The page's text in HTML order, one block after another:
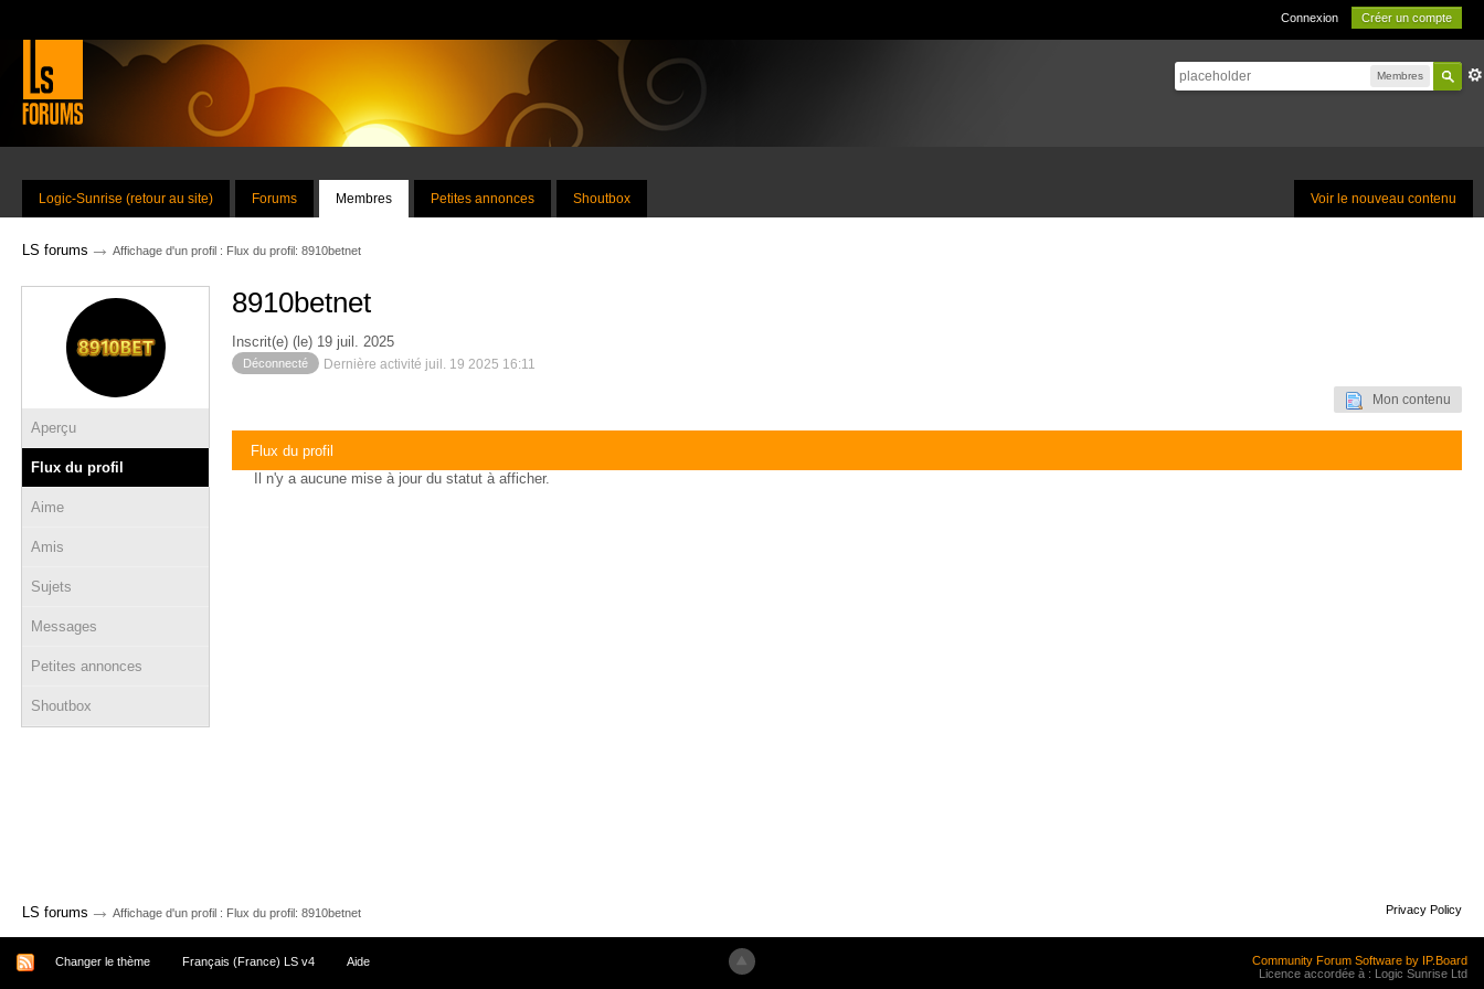
Connexion Créer un compte
Membres
Voir le nouveau contenu
Logic-Sunrise (retour au site) Forums Membres Petites annonces Shoutbox
LS forums → Affichage d'un profil : Flux du profil: 8910betnet
Aperçu
Flux du profil
Aime
Amis
Sujets
Messages
Petites annonces
Shoutbox
8910betnet
Inscrit(e) (le) 19 juil. 2025
Déconnecté Dernière activité juil. 19 2025 16:11
Mon contenu
Flux du profil
Il n'y a aucune mise à jour du statut à afficher.
LS forums → Affichage d'un profil : Flux du profil: 8910betnet Privacy Policy
Changer le thème Français (France) LS v4 Aide
Community Forum Software by IP.Board
Licence accordée à : Logic Sunrise Ltd